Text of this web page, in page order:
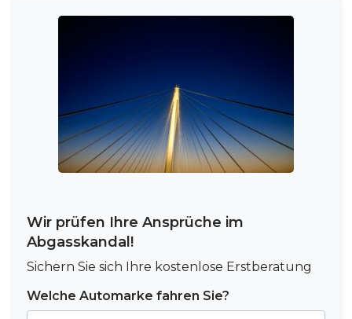
Wir prüfen Ihre Ansprüche im
Abgasskandal!
Sichern Sie sich Ihre kostenlose Erstberatung
Welche Automarke fahren Sie?